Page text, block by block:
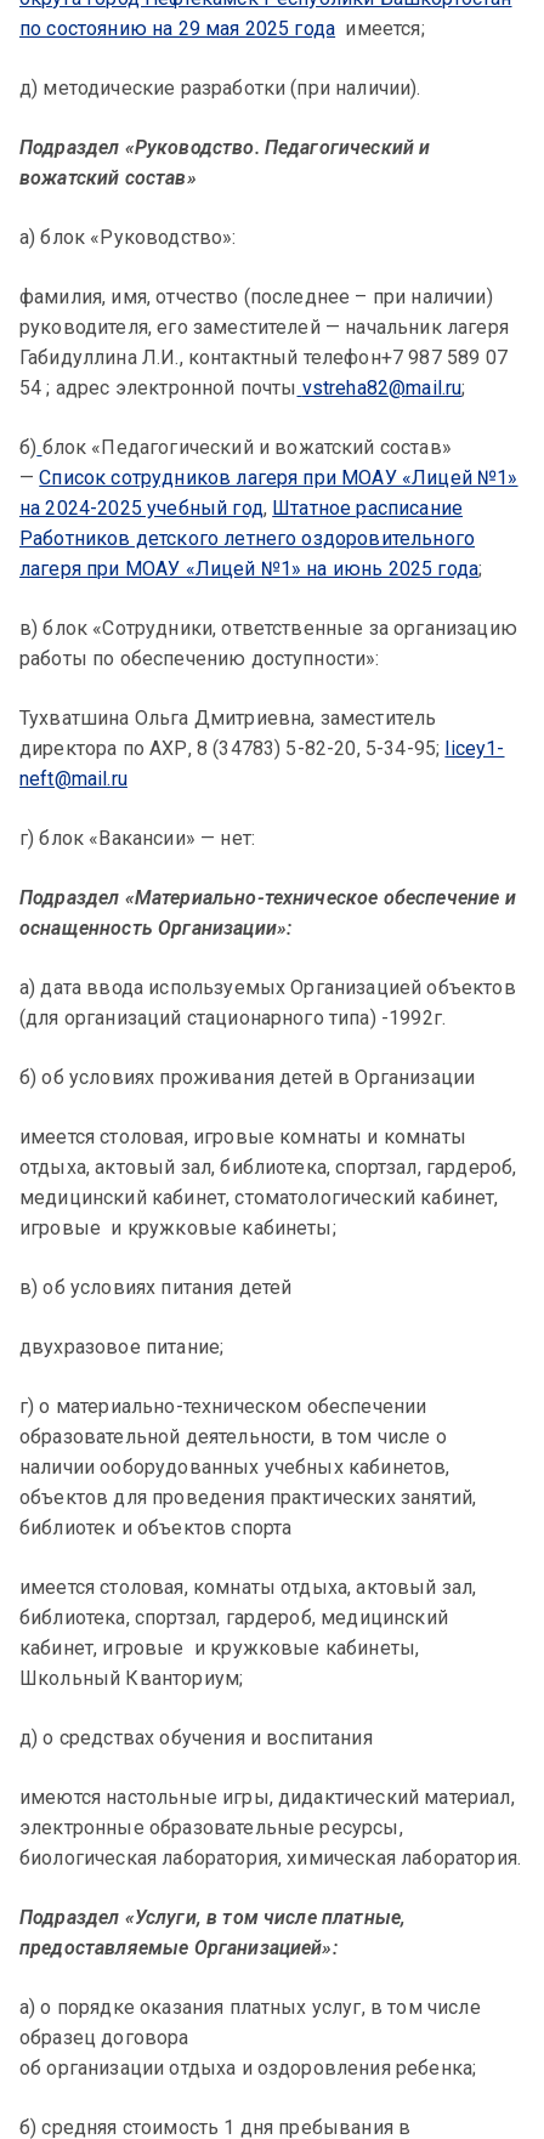
по состоянию на 29 мая 2025 года имеется;
д) методические разработки (при наличии).
Подраздел «Руководство. Педагогический и
вожатский состав»
а) блок «Руководство»:
фамилия, имя, отчество (последнее – при наличии)
руководителя, его заместителей — начальник лагеря
Габидуллина Л.И., контактный телефон+7 987 589 07
54 ; адрес электронной почты vstreha82@mail.ru;
б) блок «Педагогический и вожатский состав»
—Список сотрудников лагеря при МОАУ «Лицей №1»
на 2024-2025 учебный год, Штатное расписание
Работников детского летнего оздоровительного
лагеря при МОАУ «Лицей №1» на июнь 2025 года;
в) блок «Сотрудники, ответственные за организацию
работы по обеспечению доступности»:
Тухватшина Ольга Дмитриевна, заместитель
директора по АХР, 8 (34783) 5-82-20, 5-34-95; licey1-
neft@mail.ru
г) блок «Вакансии» — нет:
Подраздел «Материально-техническое обеспечение и
оснащенность Организации»:
а) дата ввода используемых Организацией объектов
(для организаций стационарного типа) -1992г.
б) об условиях проживания детей в Организации
имеется столовая, игровые комнаты и комнаты
отдыха, актовый зал, библиотека, спортзал, гардероб,
медицинский кабинет, стоматологический кабинет,
игровые и кружковые кабинеты;
в) об условиях питания детей
двухразовое питание;
г) о материально-техническом обеспечении
образовательной деятельности, в том числе о
наличии ооборудованных учебных кабинетов,
объектов для проведения практических занятий,
библиотек и объектов спорта
имеется столовая, комнаты отдыха, актовый зал,
библиотека, спортзал, гардероб, медицинский
кабинет, игровые и кружковые кабинеты,
Школьный Кванториум;
д) о средствах обучения и воспитания
имеются настольные игры, дидактический материал,
электронные образовательные ресурсы,
биологическая лаборатория, химическая лаборатория.
Подраздел «Услуги, в том числе платные,
предоставляемые Организацией»:
а) о порядке оказания платных услуг, в том числе
образец договора
об организации отдыха и оздоровления ребенка;
б) средняя стоимость 1 дня пребывания в